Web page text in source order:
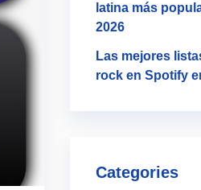
latina más
2026
Las mejores
rock en Spotify
Categories